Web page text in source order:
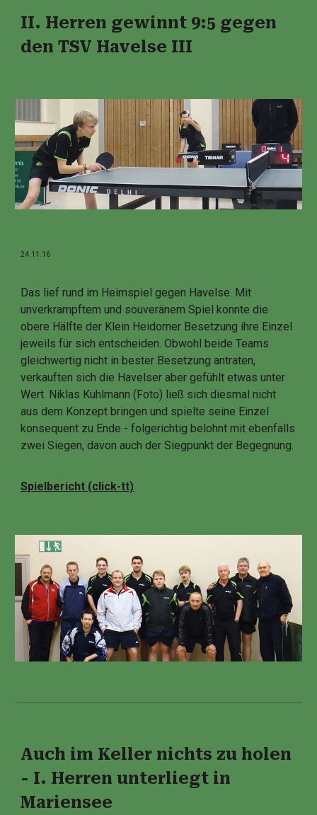
II. Herren gewinnt 9:5 gegen
den TSV Havelse III
24.11.16
Das lief rund im Heimspiel gegen Havelse. Mit
unverkrampftem und souveränem Spiel konnte die
obere Hälfte der Klein Heidorner Besetzung ihre Einzel
jeweils für sich entscheiden. Obwohl beide Teams
gleichwertig nicht in bester Besetzung antraten,
verkauften sich die Havelser aber gefühlt etwas unter
Wert. Niklas Kuhlmann (Foto) ließ sich diesmal nicht
aus dem Konzept bringen und spielte seine Einzel
konsequent zu Ende - folgerichtig belohnt mit ebenfalls
zwei Siegen, davon auch der Siegpunkt der Begegnung.
Spielbericht (click-tt)
Auch im Keller nichts zu holen
- I. Herren unterliegt in
Mariensee